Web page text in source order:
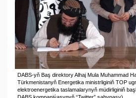
DABS-yň Baş direktory Alhaj Mula Muhammad
Türkmenistanyň Energetika ministrliginiň TOP
elektroenergetika taslamalarynyň müdirliginiň